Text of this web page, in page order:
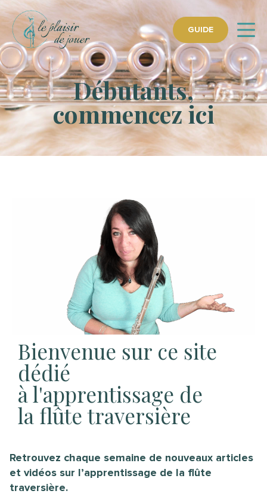
GUIDE
Débutants,
commencez ici
Bienvenue sur ce site
dédié
à l'apprentissage de
la flûte traversière
Retrouvez chaque semaine de nouveaux articles
et vidéos sur l’apprentissage de la flûte
traversière.